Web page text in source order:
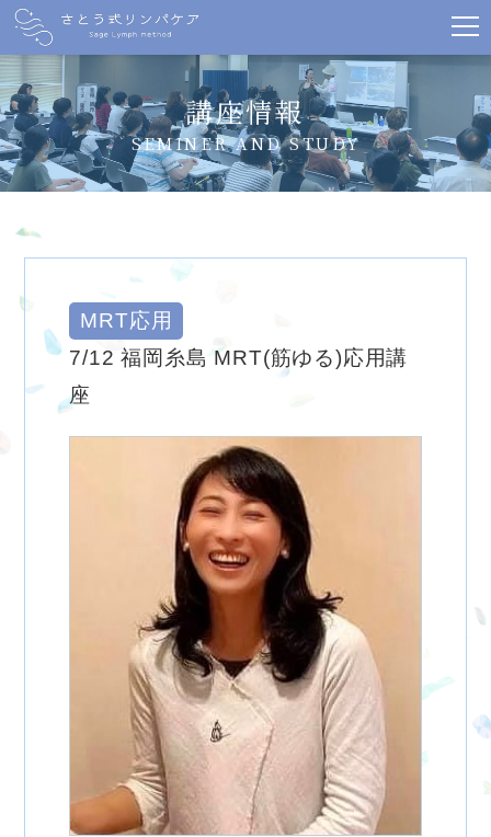
講座情報
SEMINER AND STUDY
MRT応用
7/12 福岡糸島 MRT(筋ゆる)応用講
座